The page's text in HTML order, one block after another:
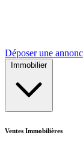
Déposer une
Immobilier
Ventes Immobilières